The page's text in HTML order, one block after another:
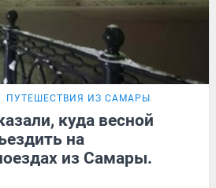
ПУТЕШЕСТВИЯ ИЗ САМАРЫ
куда весной
на
из Самары.